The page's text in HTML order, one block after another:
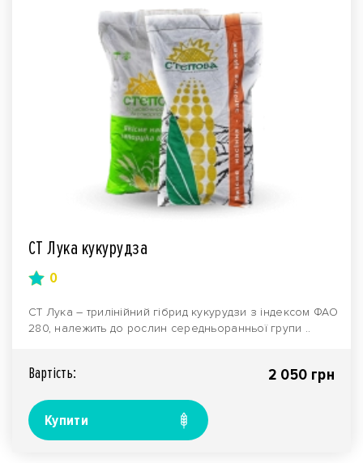
СТ Лука кукурудза
0
СТ Лука – трилінійний гібрид кукурудзи з індексом ФАО
280, належить до рослин середньоранньої групи ..
Вартiсть: 2 050 грн
Купити